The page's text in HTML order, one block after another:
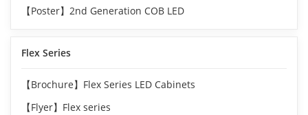
【Poster】2nd Generation COB LED
Flex Series
【Brochure】Flex Series LED Cabinets
【Flyer】Flex series